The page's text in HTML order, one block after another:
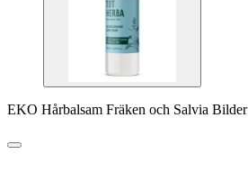
EKO Hårbalsam Fräken och Salvia Bilder